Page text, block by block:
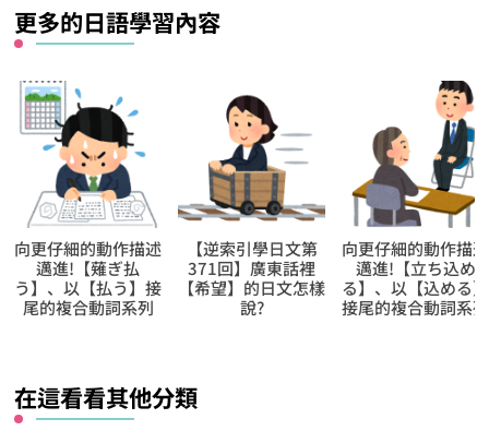
更多的日語學習內容
【逆索引學日文第
371回】廣東話裡
【希望】的日文怎樣
說?
向更仔細的動作描述
邁進!【立ち込め
る】、以【込める】
接尾的複合動詞系列
向更仔細的動作描述
邁進!【抜け出
る】、以【出る】接
尾的複合動詞系列
在這看看其他分類